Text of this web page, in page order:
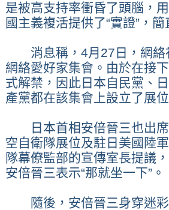
是被高支持率衝昏了頭腦，
國主義複活提供了“實證”，簡
消息稱，4月27日，網絡
網絡愛好家集會。由於在接
式解禁，因此日本自民黨、
產黨都在該集會上設立了展
日本首相安倍晉三也出席
空自衛隊展位及駐日美國陸
隊幕僚監部的宣傳室長提議
安倍晉三表示“那就坐一下”。
隨後，安倍晉三身穿迷彩